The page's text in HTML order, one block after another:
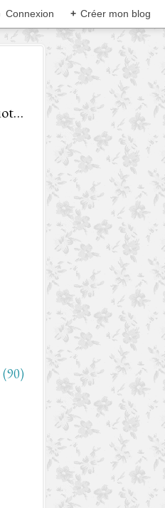
Connexion + Créer mon blog
Le blog d'une Diététicienne Gourmande, ravie de partager recettes et astuces pour cuisiner varié et équilibré au quotidien!
(90)